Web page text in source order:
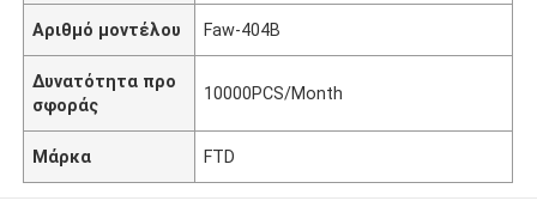
Αριθμό μοντέλου Faw-404B
Δυνατότητα προ
σφοράς
10000PCS/Month
Μάρκα FTD